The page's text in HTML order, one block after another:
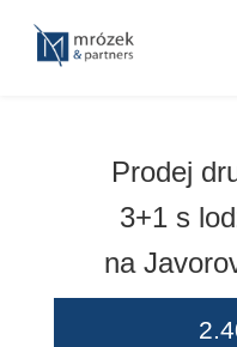
Prodej
3+1 s
na